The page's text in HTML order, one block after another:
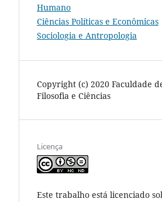
Humano
Ciências Políticas e Econômicas
Sociologia e Antropologia
Copyright (c) 2020 Faculdade
Filosofia e Ciências
Licença
Este trabalho está licenciado